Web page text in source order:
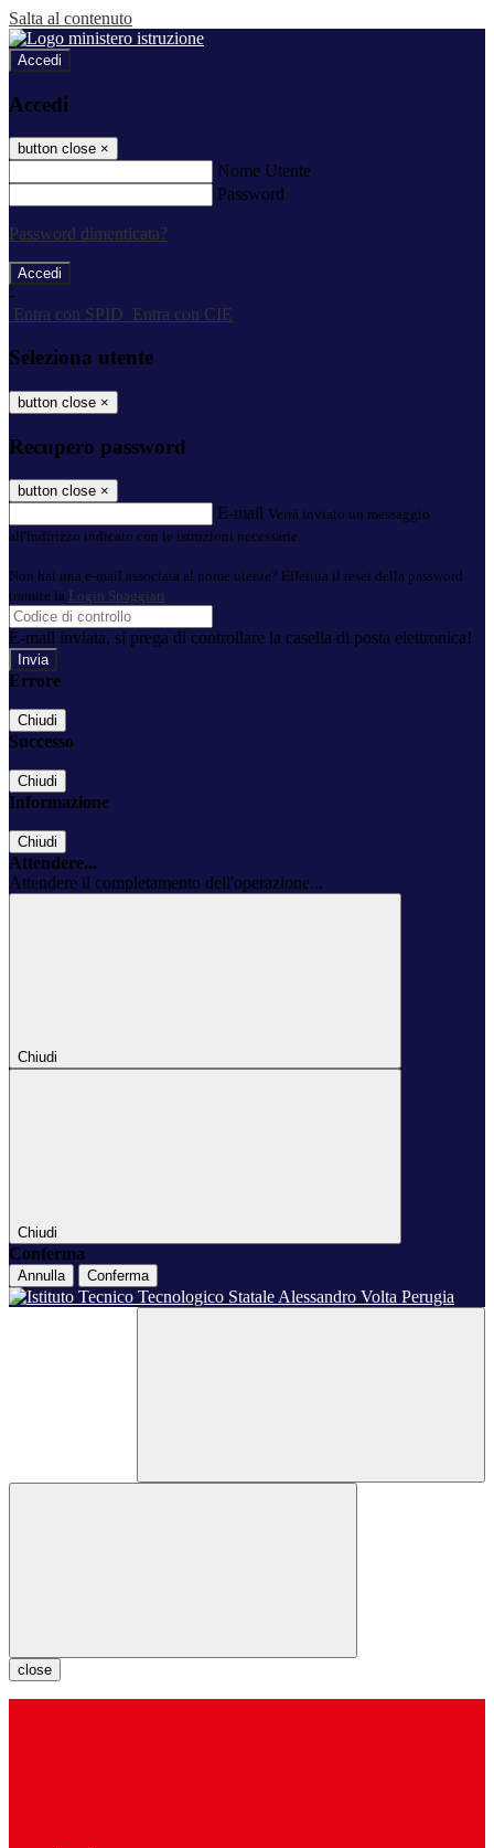
Salta al contenuto
Accedi
Accedi
button close ×
Nome Utente
Password
Password dimenticata?
-
Entra con SPID
Entra con CIE
Seleziona utente
button close ×
Recupero password
button close ×
E-mail Verrà inviato un messaggio
all'indirizzo indicato con le istruzioni necessarie.
Non hai una e-mail associata al nome utente? Effettua il reset della password
tramite la Login Spaggiari
E-mail inviata, si prega di controllare la casella di posta elettronica!
Errore
Chiudi
Successo
Chiudi
Informazione
Chiudi
Attendere...
Attendere il completamento dell'operazione...
Chiudi
Chiudi
Conferma
Annulla Conferma
close